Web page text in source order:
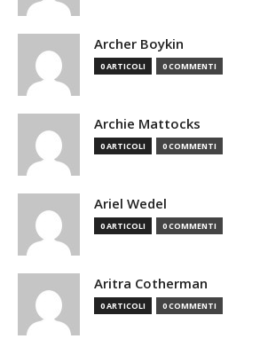
Archer Boykin
0 ARTICOLI 0 COMMENTI
Archie Mattocks
0 ARTICOLI 0 COMMENTI
Ariel Wedel
0 ARTICOLI 0 COMMENTI
Aritra Cotherman
0 ARTICOLI 0 COMMENTI